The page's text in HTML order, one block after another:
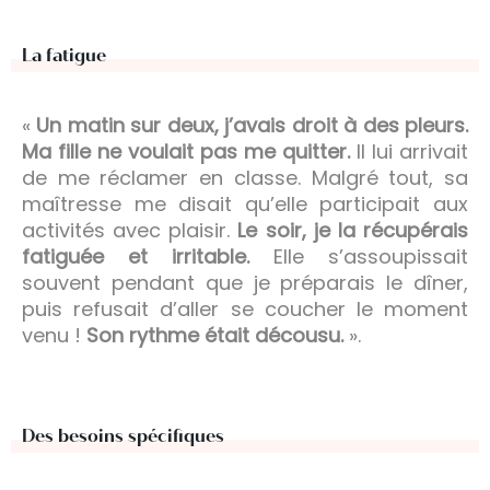
La fatigue
« Un matin sur deux, j’avais droit à des pleurs.
Ma fille ne voulait pas me quitter.Il lui arrivait
de me réclamer en classe. Malgré tout, sa
maîtresse me disait qu’elle participait aux
activités avec plaisir. Le soir, je la récupérais
fatiguée et irritable.Elle s’assoupissait
souvent pendant que je préparais le dîner,
puis refusait d’aller se coucher le moment
venu ! Son rythme était décousu.».
Des besoins spécifiques